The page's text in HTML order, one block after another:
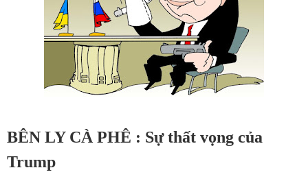
BÊN LY CÀ PHÊ : Sự thất vọng của
Trump